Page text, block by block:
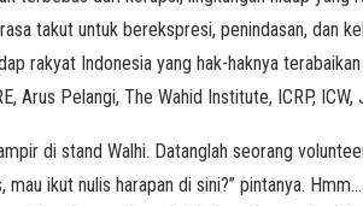
takut untuk berekspresi, penindasan, dan
rakyat Indonesia yang hak-haknya
Arus Pelangi, The Wahid Institute, ICRP,
di stand Walhi. Datanglah seorang
mau ikut nulis harapan di sini?” pintanya.